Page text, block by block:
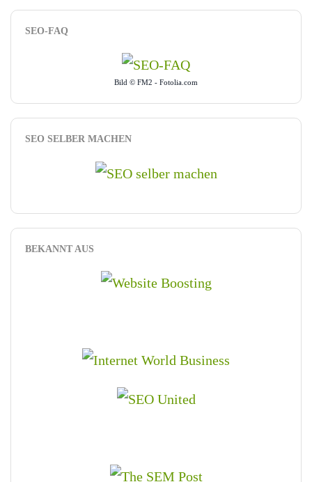
SEO-FAQ
Bild © FM2 - Fotolia.com
SEO SELBER MACHEN
BEKANNT AUS